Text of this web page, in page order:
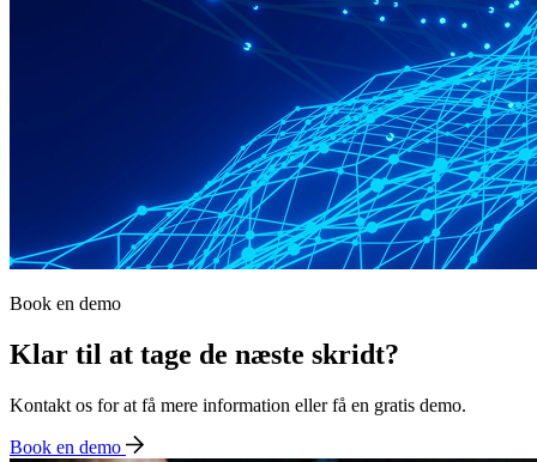
Book en demo
Klar til at tage de næste skridt?
Kontakt os for at få mere information eller få en gratis demo.
Book en demo